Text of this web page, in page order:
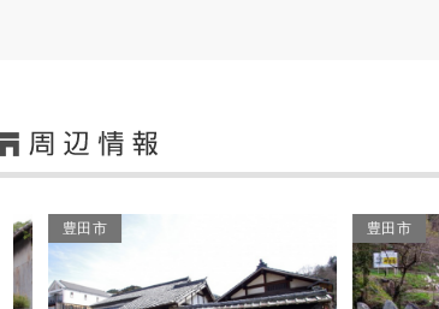
豊田市 豊田市